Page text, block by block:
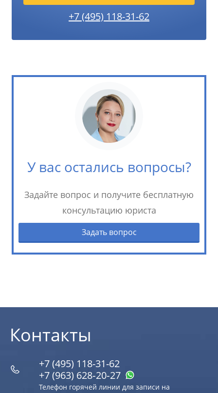
+7 (495) 118-31-62
У вас остались вопросы?
Задайте вопрос и получите бесплатную
консультацию юриста
Задать вопрос
Контакты
+7 (495) 118-31-62
+7 (963) 628‑20‑27
Телефон горячей линии для записи на